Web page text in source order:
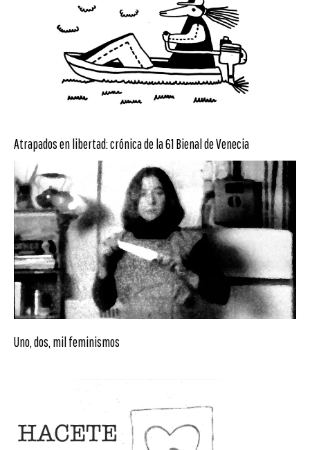
Atrapados en libertad: crónica de la 61 Bienal de Venecia
Uno, dos, mil feminismos